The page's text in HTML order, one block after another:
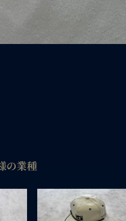
の業種